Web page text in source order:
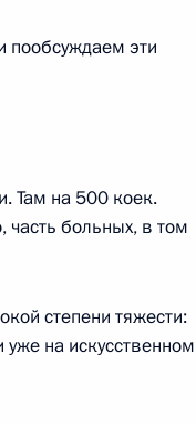
3
3
пообсуждаем эти
Там на 500 коек.
часть больных, в том
степени тяжести:
на искусственном